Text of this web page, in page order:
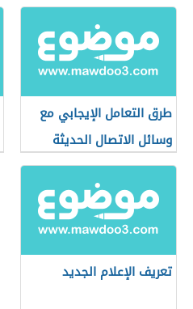
طرق التعامل الإيجابي مع
وسائل الاتصال الحديثة
تعريف الإعلام الجديد